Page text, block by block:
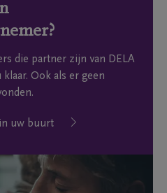
die partner zijn van DELA
Ook als er geen
uw buurt